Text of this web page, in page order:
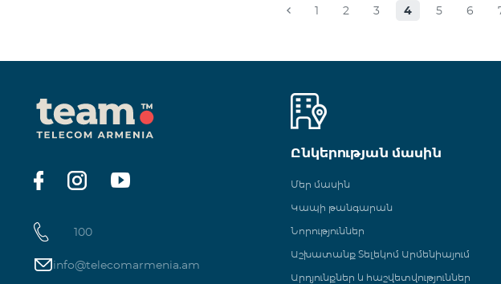
1 2 3 4 5 6
100
info@telecomarmenia.am
Ընկերության մասին
Մեր մասին
Կապի թանգարան
Նորություններ
Աշխատանք Տելեկոմ Արմենիայում
Արդյունքներ և հաշվետվություններ